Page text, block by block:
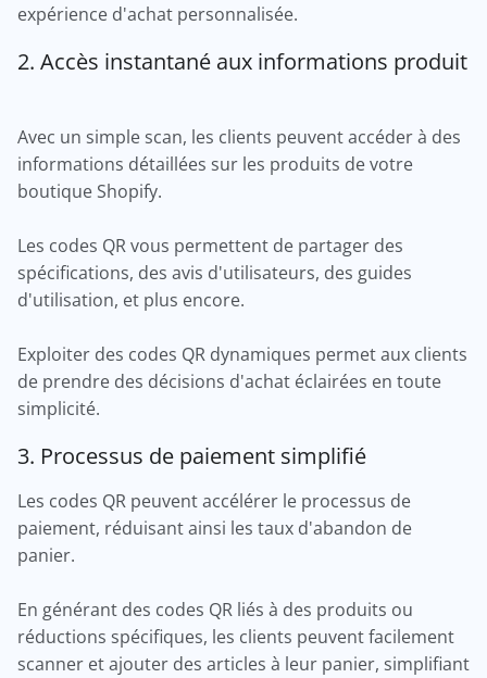
expérience d'achat personnalisée.
2. Accès instantané aux informations produit
Avec un simple scan, les clients peuvent accéder à des
informations détaillées sur les produits de votre
boutique Shopify.
Les codes QR vous permettent de partager des
spécifications, des avis d'utilisateurs, des guides
d'utilisation, et plus encore.
Exploiter des codes QR dynamiques permet aux clients
de prendre des décisions d'achat éclairées en toute
simplicité.
3. Processus de paiement simplifié
Les codes QR peuvent accélérer le processus de
paiement, réduisant ainsi les taux d'abandon de
panier.
En générant des codes QR liés à des produits ou
réductions spécifiques, les clients peuvent facilement
scanner et ajouter des articles à leur panier, simplifiant